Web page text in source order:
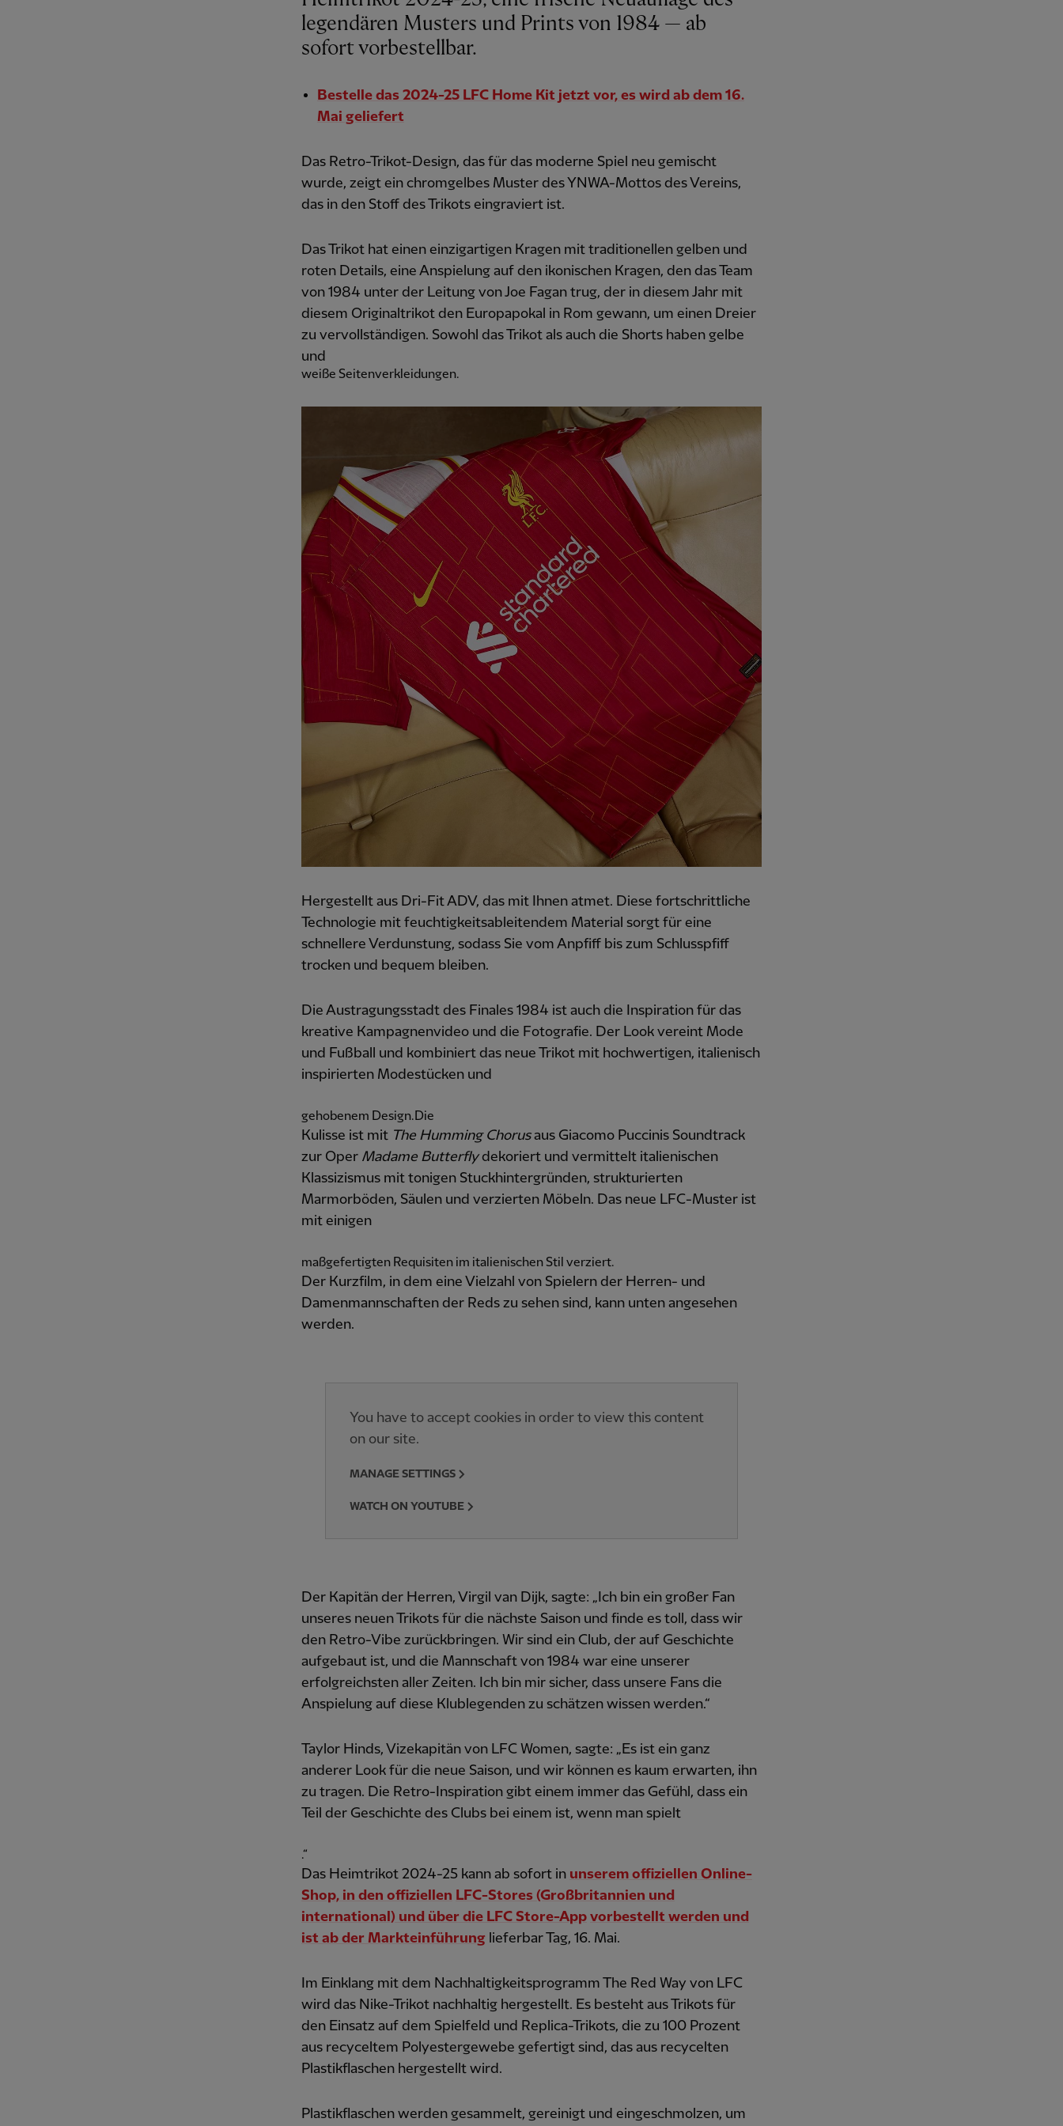
legendären Musters und Prints von 1984 — ab
sofort vorbestellbar.
Bestelle das 2024-25 LFC Home Kit jetzt vor, es wird ab dem 16.
Mai geliefert
Das Retro-Trikot-Design, das für das moderne Spiel neu gemischt
wurde, zeigt ein chromgelbes Muster des YNWA-Mottos des Vereins,
das in den Stoff des Trikots eingraviert ist.
Das Trikot hat einen einzigartigen Kragen mit traditionellen gelben und
roten Details, eine Anspielung auf den ikonischen Kragen, den das Team
von 1984 unter der Leitung von Joe Fagan trug, der in diesem Jahr mit
diesem Originaltrikot den Europapokal in Rom gewann, um einen Dreier
zu vervollständigen. Sowohl das Trikot als auch die Shorts haben gelbe
und
weiße Seitenverkleidungen.
Hergestellt aus Dri-Fit ADV, das mit Ihnen atmet. Diese fortschrittliche
Technologie mit feuchtigkeitsableitendem Material sorgt für eine
schnellere Verdunstung, sodass Sie vom Anpfiff bis zum Schlusspfiff
trocken und bequem bleiben.
Die Austragungsstadt des Finales 1984 ist auch die Inspiration für das
kreative Kampagnenvideo und die Fotografie. Der Look vereint Mode
und Fußball und kombiniert das neue Trikot mit hochwertigen, italienisch
inspirierten Modestücken und
gehobenem Design.Die
Kulisse ist mit The Humming Chorusaus Giacomo Puccinis Soundtrack
zur Oper Madame Butterflydekoriert und vermittelt italienischen
Klassizismus mit tonigen Stuckhintergründen, strukturierten
Marmorböden, Säulen und verzierten Möbeln. Das neue LFC-Muster ist
mit einigen
maßgefertigten Requisiten im italienischen Stil verziert.
Der Kurzfilm, in dem eine Vielzahl von Spielern der Herren- und
Damenmannschaften der Reds zu sehen sind, kann unten angesehen
werden.
You have to accept cookies in order to view this content
on our site.
MANAGE SETTINGS
WATCH ON YOUTUBE
Der Kapitän der Herren, Virgil van Dijk, sagte: „Ich bin ein großer Fan
unseres neuen Trikots für die nächste Saison und finde es toll, dass wir
den Retro-Vibe zurückbringen. Wir sind ein Club, der auf Geschichte
aufgebaut ist, und die Mannschaft von 1984 war eine unserer
erfolgreichsten aller Zeiten. Ich bin mir sicher, dass unsere Fans die
Anspielung auf diese Klublegenden zu schätzen wissen werden.“
Taylor Hinds, Vizekapitän von LFC Women, sagte: „Es ist ein ganz
anderer Look für die neue Saison, und wir können es kaum erwarten, ihn
zu tragen. Die Retro-Inspiration gibt einem immer das Gefühl, dass ein
Teil der Geschichte des Clubs bei einem ist, wenn man spielt
.“
Das Heimtrikot 2024-25 kann ab sofort in unserem offiziellen Online-
Shop, in den offiziellen LFC-Stores (Großbritannien und
international) und über die LFC Store-App vorbestellt werden und
ist ab der Markteinführung lieferbar Tag, 16. Mai.
Im Einklang mit dem Nachhaltigkeitsprogramm The Red Way von LFC
wird das Nike-Trikot nachhaltig hergestellt. Es besteht aus Trikots für
den Einsatz auf dem Spielfeld und Replica-Trikots, die zu 100 Prozent
aus recyceltem Polyestergewebe gefertigt sind, das aus recycelten
Plastikflaschen hergestellt wird.
Plastikflaschen werden gesammelt, gereinigt und eingeschmolzen, um